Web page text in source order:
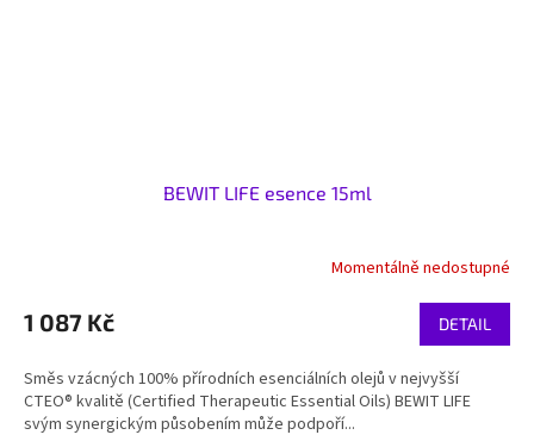
BEWIT LIFE esence 15ml
Momentálně nedostupné
1 087 Kč DETAIL
Směs vzácných 100% přírodních esenciálních olejů v nejvyšší
CTEO® kvalitě (Certified Therapeutic Essential Oils) BEWIT LIFE
svým synergickým působením může podpoří...